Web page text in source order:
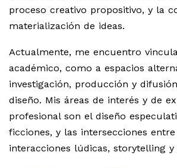
proceso creativo propositivo, y la
materialización de ideas.
Actualmente, me encuentro
académico, como a espacios
investigación, producción y
diseño. Mis áreas de interés y de
profesional son el diseño
ficciones, y las intersecciones
interacciones lúdicas, storytelling